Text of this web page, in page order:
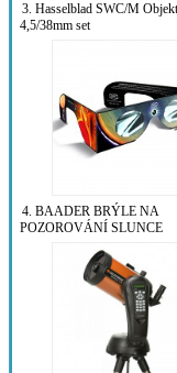
3. Hasselblad SWC/M
4,5/38mm set
4. BAADER BRÝLE NA
POZOROVÁNÍ SLUNCE